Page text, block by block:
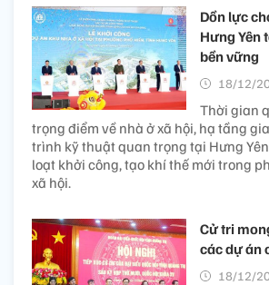
Dồn lực
Hưng Yên
bền vững
18/12/
Thời gian
trọng điểm về nhà ở xã hội, hạ tầng
trình kỹ thuật quan trọng tại Hưng
loạt khởi công, tạo khí thế mới trong
xã hội.
Cử tri
các dự án
18/12/